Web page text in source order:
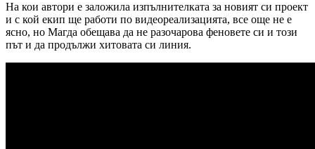
На кои автори е заложила изпълнителката за новият си проект
и с кой екип ще работи по видеореализацията, все още не е
ясно, но Магда обещава да не разочарова феновете си и този
път и да продължи хитовата си линия.